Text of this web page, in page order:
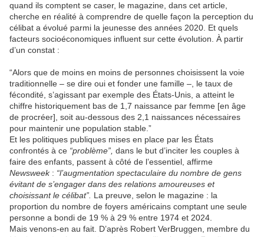
quand ils comptent se caser, le magazine, dans cet article,
cherche en réalité à comprendre de quelle façon la perception du
célibat a évolué parmi la jeunesse des années 2020. Et quels
facteurs socioéconomiques influent sur cette évolution. À partir
d’un constat :
“Alors que de moins en moins de personnes choisissent la voie
traditionnelle – se dire oui et fonder une famille –, le taux de
fécondité, s’agissant par exemple des États-Unis, a atteint le
chiffre historiquement bas de 1,7 naissance par femme [en âge
de procréer], soit au-dessous des 2,1 naissances nécessaires
pour maintenir une population stable.”
Et les politiques publiques mises en place par les États
confrontés à ce “problème”, dans le but d’inciter les couples à
faire des enfants, passent à côté de l’essentiel, affirme
Newsweek : “l’augmentation spectaculaire du nombre de gens
évitant de s’engager dans des relations amoureuses et
choisissant le célibat”. La preuve, selon le magazine : la
proportion du nombre de foyers américains comptant une seule
personne a bondi de 19 % à 29 % entre 1974 et 2024.
Mais venons-en au fait. D’après Robert VerBruggen, membre du